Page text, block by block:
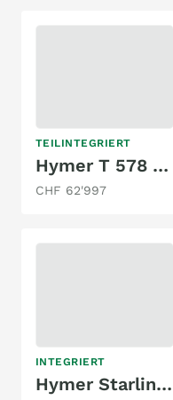
TEILINTEGRIERT
Hymer T 578 GL 2.3 MJ
CHF 62'997
INTEGRIERT
Hymer Starline B 680